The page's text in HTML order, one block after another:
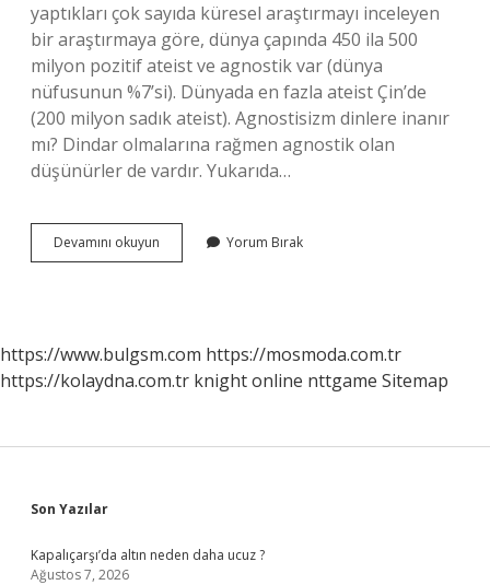
yaptıkları çok sayıda küresel araştırmayı inceleyen
bir araştırmaya göre, dünya çapında 450 ila 500
milyon pozitif ateist ve agnostik var (dünya
nüfusunun %7’si). Dünyada en fazla ateist Çin’de
(200 milyon sadık ateist). Agnostisizm dinlere inanır
mı? Dindar olmalarına rağmen agnostik olan
düşünürler de vardır. Yukarıda…
Devamını okuyun
Insan
Yorum Bırak
https://www.bulgsm.com https://mosmoda.com.tr
https://kolaydna.com.tr knight online nttgame Sitemap
Sidebar
Son Yazılar
Kapalıçarşı’da altın neden daha ucuz ?
Ağustos 7, 2026